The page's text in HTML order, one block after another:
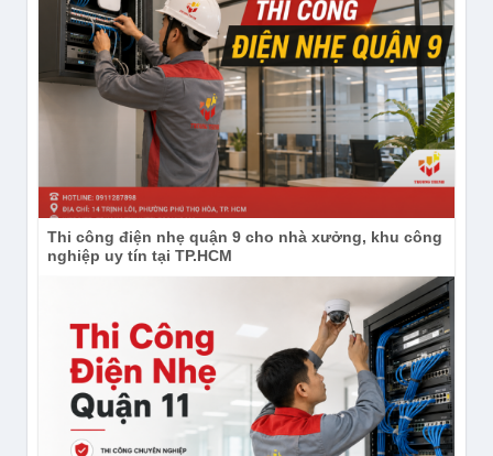
Thi công điện nhẹ quận 9 cho nhà xưởng, khu công
nghiệp uy tín tại TP.HCM